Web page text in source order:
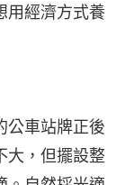
用經濟方式養
公車站牌正後
大，但擺設整